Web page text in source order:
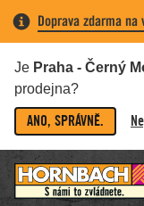
Doprava zdarma
Je Praha - Černý
prodejna?
ANO, SPRÁVNĚ.